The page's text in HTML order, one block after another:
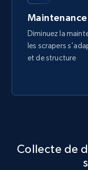
Diminuez la
les scrapers
et de structure
Collecte de